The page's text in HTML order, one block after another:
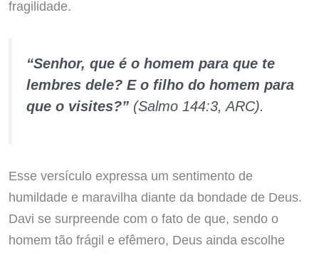
fragilidade.
“Senhor, que é o homem para que te
lembres dele? E o filho do homem para
que o visites?”(Salmo 144:3, ARC).
Esse versículo expressa um sentimento de
humildade e maravilha diante da bondade de Deus.
Davi se surpreende com o fato de que, sendo o
homem tão frágil e efêmero, Deus ainda escolhe